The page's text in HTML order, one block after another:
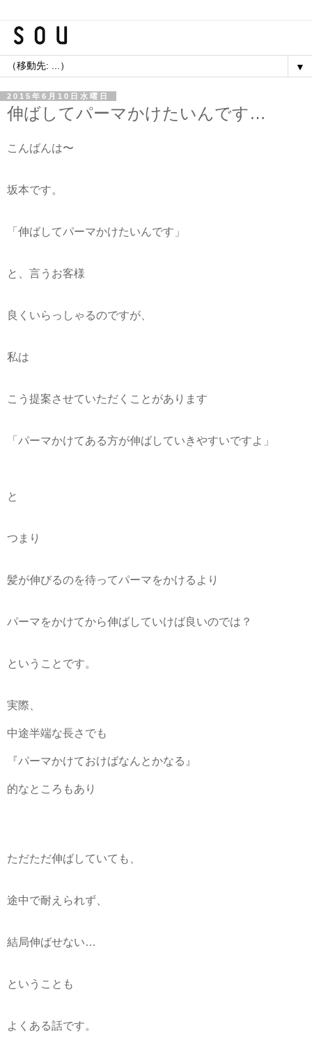
▼
2015年6月10日水曜日
伸ばしてパーマかけたいんです…
こんばんは〜
坂本です。
「伸ばしてパーマかけたいんです」
と、 言うお客様
良くいらっしゃるのですが、
私は
こう提案させていただくことがあります
「パーマかけてある方が伸ばしていきやすいですよ」
と
つまり
髪が伸びるのを待ってパーマをかけるより
パーマをかけてから伸ばしていけば良いのでは？
ということです。
実際、
中途半端な長さでも
『パーマかけておけばなんとかなる』
的なところもあり
ただただ伸ばしていても、
途中で耐えられず、
結局伸ばせない…
ということも
よくある話です。